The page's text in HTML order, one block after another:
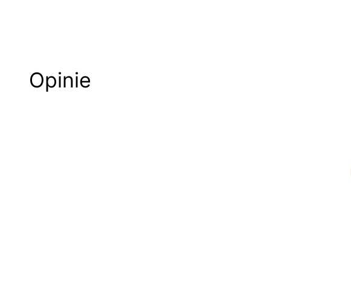
Opinie